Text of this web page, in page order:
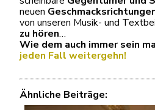
neuen
von unseren Musik- und
zu hören…
Wie dem auch immer sein
jeden Fall weitergehn!
Ähnliche Beiträge: